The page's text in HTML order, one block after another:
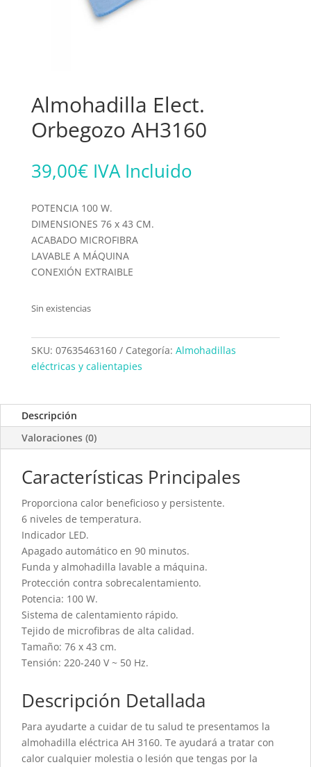
Almohadilla Elect.
Orbegozo AH3160
39,00€ IVA Incluido
POTENCIA 100 W.
DIMENSIONES 76 x 43 CM.
ACABADO MICROFIBRA
LAVABLE A MÁQUINA
CONEXIÓN EXTRAIBLE
Sin existencias
SKU: 07635463160 Categoría: Almohadillas
eléctricas y calientapies
Descripción
Valoraciones (0)
Características Principales
Proporciona calor beneficioso y persistente.
6 niveles de temperatura.
Indicador LED.
Apagado automático en 90 minutos.
Funda y almohadilla lavable a máquina.
Protección contra sobrecalentamiento.
Potencia: 100 W.
Sistema de calentamiento rápido.
Tejido de microfibras de alta calidad.
Tamaño: 76 x 43 cm.
Tensión: 220-240 V ~ 50 Hz.
Descripción Detallada
Para ayudarte a cuidar de tu salud te presentamos la
almohadilla eléctrica AH 3160. Te ayudará a tratar con
calor cualquier molestia o lesión que tengas por la